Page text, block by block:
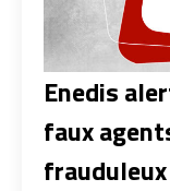
Enedis
faux
frauduleux